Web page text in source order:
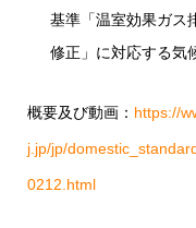
基準「温室効果ガス
修正」に対応する気
概要及び動画： https://
j.jp/jp/
0212.html